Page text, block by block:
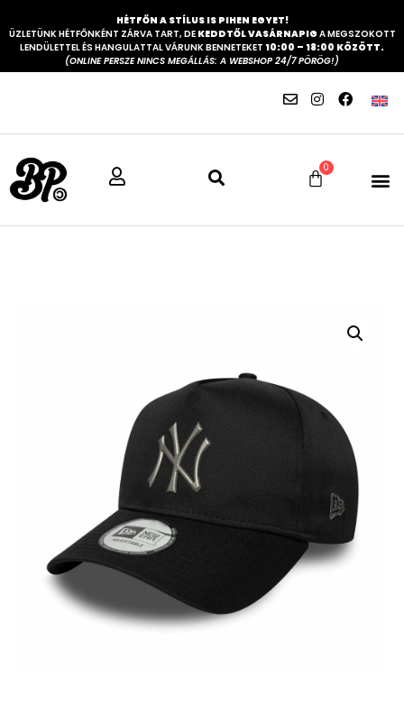
HÉTFŐN A STÍLUS IS PIHEN EGYET!
ÜZLETÜNK HÉTFŐNKÉNT ZÁRVA TART, DE KEDDTŐL VASÁRNAPIG A MEGSZOKOTT
LENDÜLETTEL ÉS HANGULATTAL VÁRUNK BENNETEKET 10:00 – 18:00 KÖZÖTT.
(ONLINE PERSZE NINCS MEGÁLLÁS: A WEBSHOP 24/7 PÖRÖG!)
0